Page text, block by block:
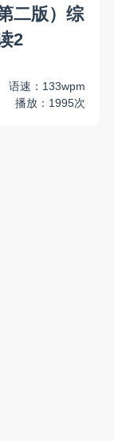
二版）综
2
语速：133wpm
播放：1995次